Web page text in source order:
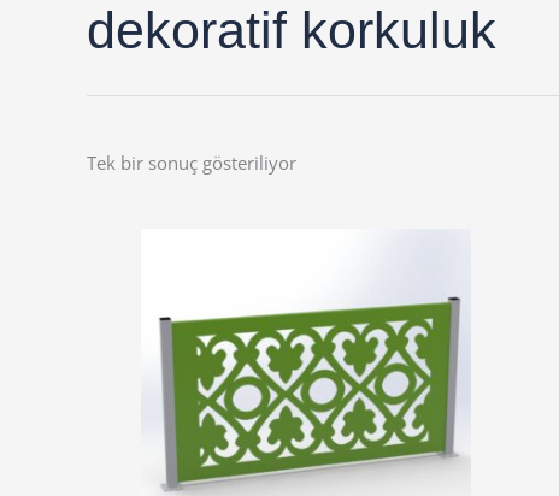
dekoratif korkuluk
Tek bir sonuç gösteriliyor